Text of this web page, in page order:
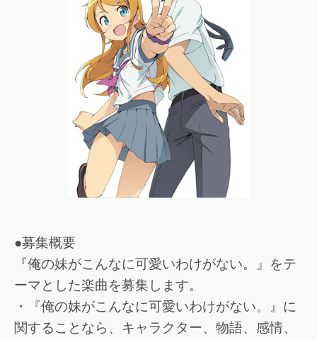
●募集概要
『俺の妹がこんなに可愛いわけがない。』をテ
ーマとした楽曲を募集します。
・『俺の妹がこんなに可愛いわけがない。』に
関することなら、キャラクター、物語、感情、